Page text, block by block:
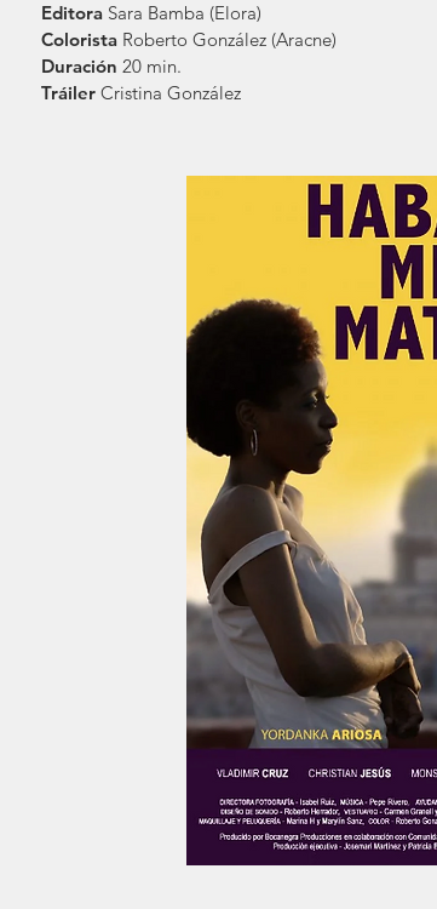
Editora Sara Bamba (Elora)
Colorista Roberto González (Aracne)
Duración 20 min.
Tráiler Cristina González